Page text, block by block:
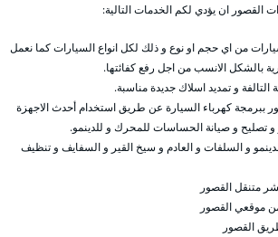
القصور ان يؤدي لكم الخدمات التالية:
من اي حجم او نوع و ذلك لكل انواع السيارات كما نعمل
بالشكل الانسب من اجل رفع كفائتها.
التالفة و تمديد اسلاك جديدة مناسبة.
ببرمجة كهرباء السيارة عن طريق استخدام أحدث الاجهزة
تصليح و صيانة الحساسات للمحرك و للدينمو.
و السلفات و العادم و سيخ القير و السفايف و تنظيف
متنقل القصور